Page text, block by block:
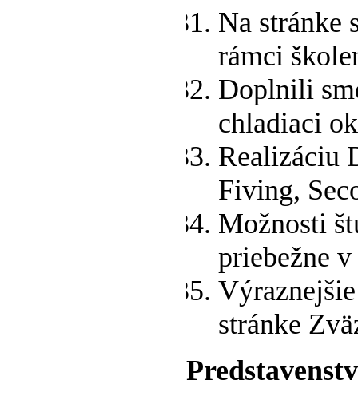
Na stránke
rámci
Doplnili
chladiaci
Realizáciu
Fiving,
Možnosti
priebežne
stránke